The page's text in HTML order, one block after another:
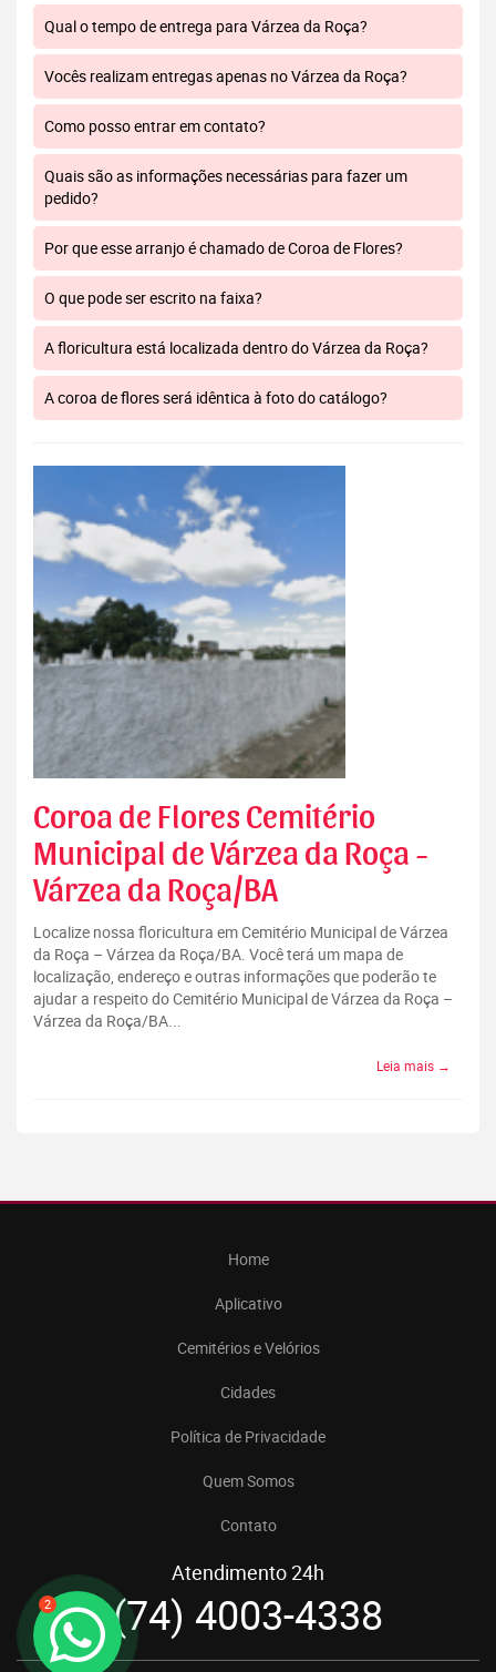
2
Qual o tempo de entrega para Várzea da Roça?
Vocês realizam entregas apenas no Várzea da Roça?
Como posso entrar em contato?
Quais são as informações necessárias para fazer um
pedido?
Por que esse arranjo é chamado de Coroa de Flores?
O que pode ser escrito na faixa?
A floricultura está localizada dentro do Várzea da Roça?
A coroa de flores será idêntica à foto do catálogo?
Coroa de Flores Cemitério
Municipal de Várzea da Roça -
Várzea da Roça/BA
Localize nossa floricultura em Cemitério Municipal de Várzea
da Roça – Várzea da Roça/BA. Você terá um mapa de
localização, endereço e outras informações que poderão te
ajudar a respeito do Cemitério Municipal de Várzea da Roça –
Várzea da Roça/BA...
Leia mais →
Home
Aplicativo
Cemitérios e Velórios
Cidades
Política de Privacidade
Quem Somos
Contato
Atendimento 24h
(74) 4003-4338